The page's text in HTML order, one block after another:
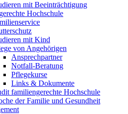
mit Beeinträchtigung
Hochschule
mit Kind
von Angehörigen
Ansprechpartner
Notfall-Beratung
Pflegekurse
Links & Dokumente
familiengerechte Hochschule
der Familie und Gesundheit